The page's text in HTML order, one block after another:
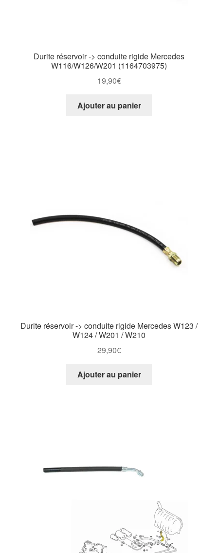
Durite réservoir -> conduite rigide Mercedes
W116/W126/W201 (1164703975)
19,90€
Ajouter au panier
Durite réservoir -> conduite rigide Mercedes W123 /
W124 / W201 / W210
29,90€
Ajouter au panier